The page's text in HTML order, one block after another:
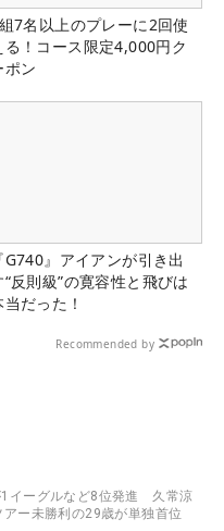
7名以上のプレーに2回使
る！コース限定4,000円ク
ポン
G740』アイアンが引き出
“反則級”の寛容性と飛びは
当だった！
Recommended by
1イーグルなど8位発進 久常涼
ー未勝利の29歳が単独首位